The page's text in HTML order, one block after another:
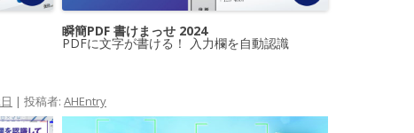
瞬簡PDF 書けまっせ 2024
PDFに文字が書ける！ 入力欄を自動認識
| 投稿者: AHEntry